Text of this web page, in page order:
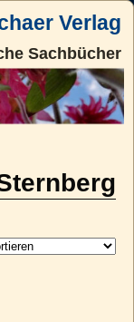
Verlag
Sachbücher